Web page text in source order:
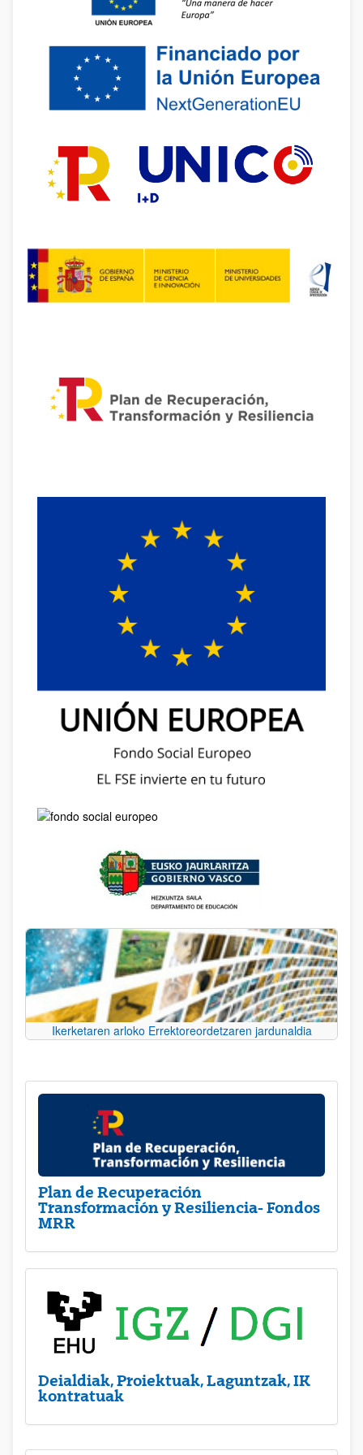
Ikerketaren arloko Errektoreordetzaren jardunaldia
Plan de Recuperación
Transformación y Resiliencia- Fondos
MRR
Deialdiak, Proiektuak, Laguntzak, IK
kontratuak